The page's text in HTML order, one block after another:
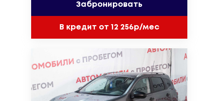
Забронировать
В кредит от 12 256р/мес